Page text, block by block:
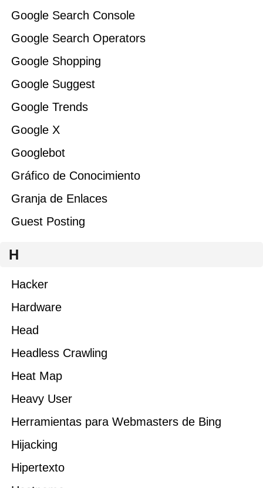
Google Search Console
Google Search Operators
Google Shopping
Google Suggest
Google Trends
Google X
Googlebot
Gráfico de Conocimiento
Granja de Enlaces
Guest Posting
H
Hacker
Hardware
Head
Headless Crawling
Heat Map
Heavy User
Herramientas para Webmasters de Bing
Hijacking
Hipertexto